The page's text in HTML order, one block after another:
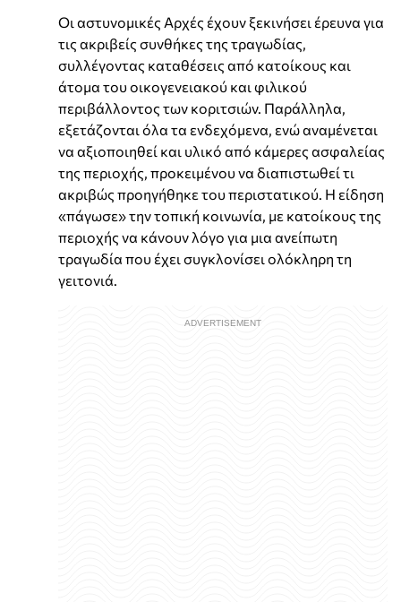
Οι αστυνομικές Αρχές έχουν ξεκινήσει έρευνα για
τις ακριβείς συνθήκες της τραγωδίας,
συλλέγοντας καταθέσεις από κατοίκους και
άτομα του οικογενειακού και φιλικού
περιβάλλοντος των κοριτσιών. Παράλληλα,
εξετάζονται όλα τα ενδεχόμενα, ενώ αναμένεται
να αξιοποιηθεί και υλικό από κάμερες ασφαλείας
της περιοχής, προκειμένου να διαπιστωθεί τι
ακριβώς προηγήθηκε του περιστατικού. Η είδηση
«πάγωσε» την τοπική κοινωνία, με κατοίκους της
περιοχής να κάνουν λόγο για μια ανείπωτη
τραγωδία που έχει συγκλονίσει ολόκληρη τη
γειτονιά.